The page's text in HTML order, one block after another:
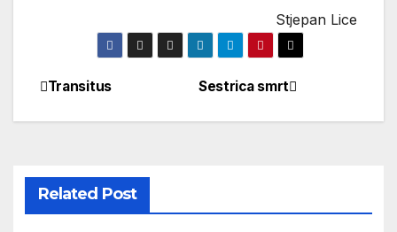
Stjepan Lice
Navigacija
objava
Sestrica smrt
Transitus
Related Post